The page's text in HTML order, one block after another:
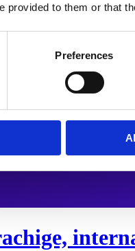
provided to them or that
Preferences